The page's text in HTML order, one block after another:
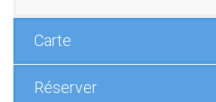
Carte
Réserver